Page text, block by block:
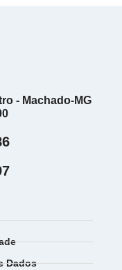
- Machado-MG
Dados